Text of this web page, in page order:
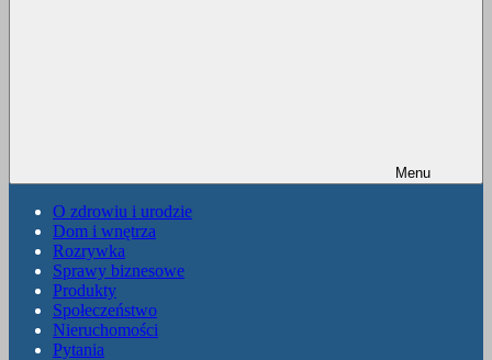
Menu
O zdrowiu i urodzie
Dom i wnętrza
Rozrywka
Sprawy biznesowe
Produkty
Społeczeństwo
Nieruchomości
Pytania